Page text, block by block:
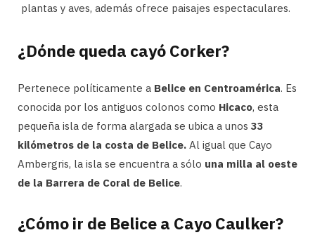
plantas y aves, además ofrece paisajes espectaculares.
¿Dónde queda cayó Corker?
Pertenece políticamente a Belice en Centroamérica. Es
conocida por los antiguos colonos como Hicaco, esta
pequeña isla de forma alargada se ubica a unos 33
kilómetros de la costa de Belice. Al igual que Cayo
Ambergris, la isla se encuentra a sólo una milla al oeste
de la Barrera de Coral de Belice.
¿Cómo ir de Belice a Cayo Caulker?